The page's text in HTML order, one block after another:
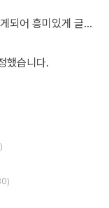
안녕하세요. 이런 글타래가 있는지 이제야 알게되어 흥미있게 글타래를 읽어보았네요. 제가 방금 글타래라고 쓴것처럼, 댓글이라는 단어에도 여러 다른 이름이 존재한다는 것을 우리는 암묵적으로 알고 있을 거라 생각하는데요 EX 1.) 글타래(민 우리말. 인터넷 게시판에서 어떤 게시글과 그에 대한 답신으로 쓰여진 게시글들의 모임. [NAVER 국어사전 글 인용]) = 댓글(게시물 밑에 남길 수 있는 글을 표현한 단어) = 코멘트(영어 코멘트를 한국어로 표현한 단어) = 리플(영어 reple을 한국어로 표현한 단어) = 스레드(thread) EX 2.) Height(사물의 높이, 사람의 키&신장, 키가 높음, 지상으로부터의 고도) 해당 단어는 발음에서 논란이 된적이 있습니다. (설마.. 고인물만 아는 거일지도...T^T..) 미국, 영국 등 주요국가에서는 해당 단어의 발음을 한국어 발음 표현으로 '하이트' or '하잍' 라고 읽으나, 스페인어로 해당 단어는 '헤이트' or '헤잍' 라고 읽습니다. 전 세계적으로 스페인어를 쓰는 인구는 2019년 3월 기준으로 4억 6천만명이며, 영어를 사용하는 인구는 3억 7천만명이라고 구글검색에 나옵니다. EX 3.) 2023년 현재 우리나라에서는 각 세대 별로 쓰는 한 가지 표현에 대한 단어들도 다릅니다. 50대 이상이신 분들은 한자어를 주로 사용하신 세대들이고, 10대 ~ 20대분들은 줄임말 또는 은어를 만들어 주로 사용하고 있습니다. 위의 예시와 같이 한 가지를 가리키는 명사에 여러가지 표현이 존재하고, 모든 사람들이 표준어 하나만 사용하고 있지 않으며, 전라도, 충정도, 경상도 방언이 존재한다는 사실도 암묵적으로 우리는 알고 있다 생각합니다 물론, 표준어처럼 한 가지 표현만 존재하면 다시 한번 확인하는 절차없이 의사소통이 원활할테지만, 우리는 일상속에서도 방언이나 댓글, 줄임말 등의 다른 표현들을 받아들이고 있는 존재들입니다. 만드신 분의 말씀대로 그저 지나온 과거에서는 그 표현이 필요하여 쓰여졌었다고 이해하고 넘어가시면 어떨까하여 주절대며 나불거려보았네요.. PS. 쓰잘데기 없는 제 생각을 읽어주셔서 고맙습니다.. AI도 발전해나가고 있는 마당에 같은 인종끼리 싸우지 맙시다~~~ㅋㅋㅋ
했습니다.